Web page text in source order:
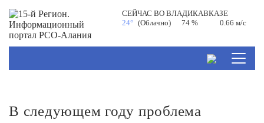
СЕЙЧАС ВОВЛАДИКАВКАЗЕ
24° (Облачно) 74 % 0.66 м/с
В следующем году проблема